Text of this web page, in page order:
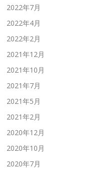
2022年7月
2022年4月
2022年2月
2021年12月
2021年10月
2021年7月
2021年5月
2021年2月
2020年12月
2020年10月
2020年7月